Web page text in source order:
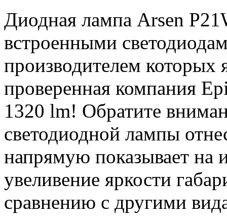
Диодная лампа Arsen
встроенными
производителем которых
проверенная компания
1320 lm! Обратите
светодиодной лампы
напрямую показывает на
увеливение яркости
сравнению с другими